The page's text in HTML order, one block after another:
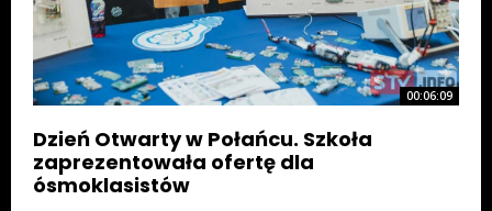
00:06:09
Dzień Otwarty w Połańcu. Szkoła
zaprezentowała ofertę dla
ósmoklasistów